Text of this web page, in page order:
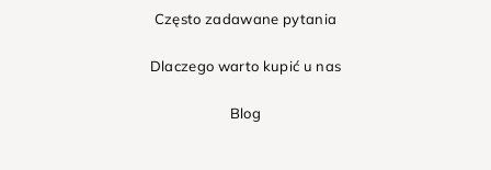
Często zadawane pytania
Dlaczego warto kupić u nas
Blog